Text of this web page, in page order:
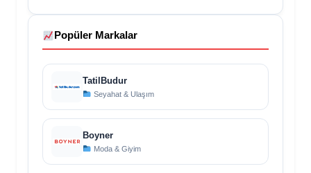
Popüler Markalar
TatilBudur
Seyahat & Ulaşım
Boyner
Moda & Giyim